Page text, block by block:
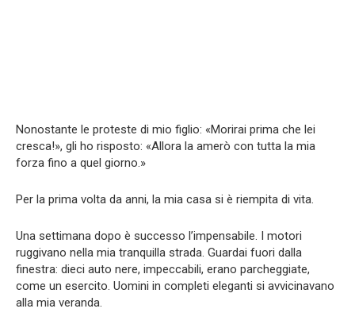
Nonostante le proteste di mio figlio: «Morirai prima che lei
cresca!», gli ho risposto: «Allora la amerò con tutta la mia
forza fino a quel giorno.»
Per la prima volta da anni, la mia casa si è riempita di vita.
Una settimana dopo è successo l’impensabile. I motori
ruggivano nella mia tranquilla strada. Guardai fuori dalla
finestra: dieci auto nere, impeccabili, erano parcheggiate,
come un esercito. Uomini in completi eleganti si avvicinavano
alla mia veranda.